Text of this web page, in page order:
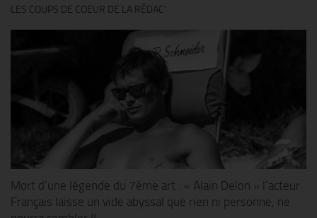
LES COUPS DE COEUR DE LA RÉDAC’
Mort d’une légende du 7ème art : « Alain Delon » l’acteur
Français laisse un vide abyssal que rien ni personne, ne